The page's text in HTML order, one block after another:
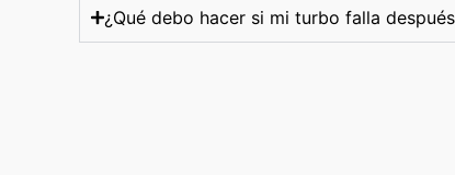
¿Qué debo hacer si mi turbo falla